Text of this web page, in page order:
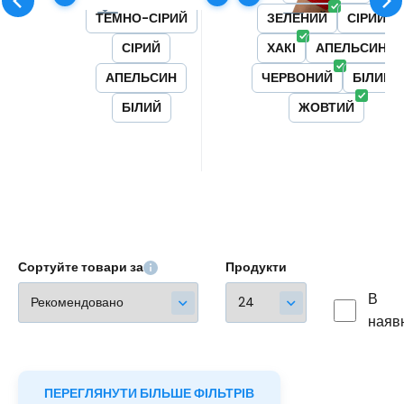
ТЕМНО-СІРИЙ
СІРИЙ
АПЕЛЬСИН
БІЛИЙ
переробки. ECO
Respect - бережливе
ставлення до ресурсів,
відповідальне ставлення
до природи
ЗЕЛЕНИЙ
СІРИЙ
ХАКІ
АПЕЛЬСИН
ЧЕРВОНИЙ
БІЛИЙ
ЖОВТИЙ
для активного відпочинку
та всіх видів спорту. #
функціональний |
антибактеріальний |
швидковисихаючий | не
Сортуйте товари за Продукти
В
ПЕРЕГЛЯНУТИ БІЛЬШЕ ФІЛЬТРІВ